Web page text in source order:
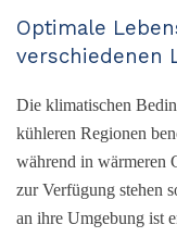
Optimale
verschiedenen
Die klimatischen
kühleren Regionen
während in wärmeren
zur Verfügung stehen
an ihre Umgebung ist